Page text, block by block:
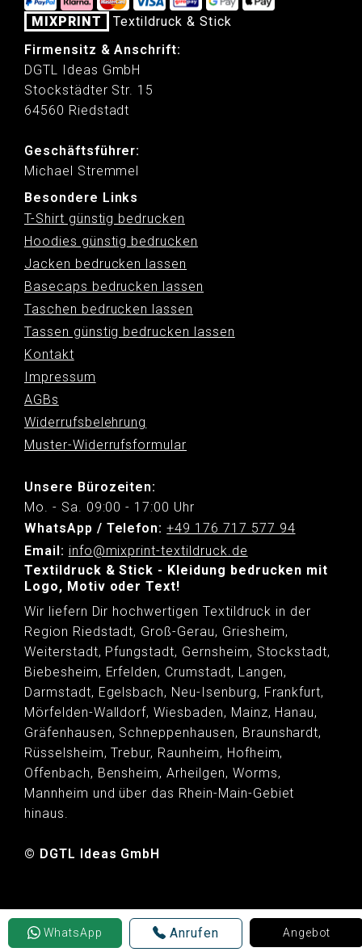
WhatsApp Anrufen Angebot
MIXPRINT
Textildruck & Stick
Firmensitz & Anschrift:
DGTL Ideas GmbH
Stockstädter Str. 15
64560 Riedstadt
Geschäftsführer:
Michael Stremmel
Besondere Links
T-Shirt günstig bedrucken
Hoodies günstig bedrucken
Jacken bedrucken lassen
Basecaps bedrucken lassen
Taschen bedrucken lassen
Tassen günstig bedrucken lassen
Kontakt
Impressum
AGBs
Widerrufsbelehrung
Muster-Widerrufsformular
Unsere Bürozeiten:
Mo. - Sa. 09:00 - 17:00 Uhr
WhatsApp / Telefon: +49 176 717 577 94
Email: info@mixprint-textildruck.de
Textildruck & Stick - Kleidung bedrucken mit
Logo, Motiv oder Text!
Wir liefern Dir hochwertigen Textildruck in der
Region Riedstadt, Groß-Gerau, Griesheim,
Weiterstadt, Pfungstadt, Gernsheim, Stockstadt,
Biebesheim, Erfelden, Crumstadt, Langen,
Darmstadt, Egelsbach, Neu-Isenburg, Frankfurt,
Mörfelden-Walldorf, Wiesbaden, Mainz, Hanau,
Gräfenhausen, Schneppenhausen, Braunshardt,
Rüsselsheim, Trebur, Raunheim, Hofheim,
Offenbach, Bensheim, Arheilgen, Worms,
Mannheim und über das Rhein-Main-Gebiet
hinaus.
© DGTL Ideas GmbH